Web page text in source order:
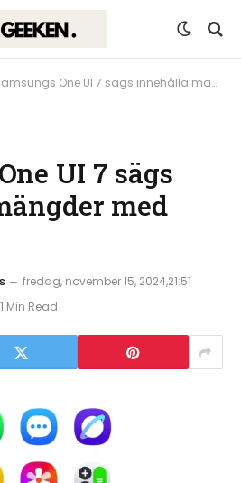
One UI 7 sägs innehålla mängder med buggar
UI 7 sägs
med
fredag, november 15, 2024,21:51
1 Min Read